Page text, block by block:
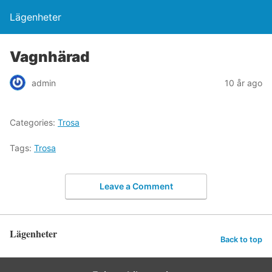
Lägenheter
Vagnhärad
admin 10 år ago
Categories: Trosa
Tags: Trosa
Leave a Comment
Lägenheter Back to top